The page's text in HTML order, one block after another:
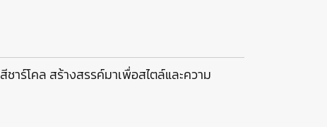
าร์โคล สร้างสรรค์มาเพื่อสไตล์และความ